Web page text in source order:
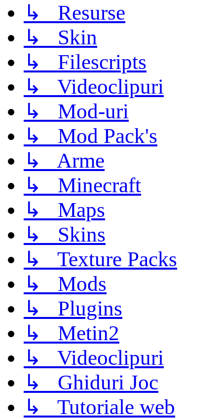
↳ Resurse
↳ Skin
↳ Filescripts
↳ Videoclipuri
↳ Mod-uri
↳ Mod Pack's
↳ Arme
↳ Minecraft
↳ Maps
↳ Skins
↳ Texture Packs
↳ Mods
↳ Plugins
↳ Metin2
↳ Videoclipuri
↳ Ghiduri Joc
↳ Tutoriale web